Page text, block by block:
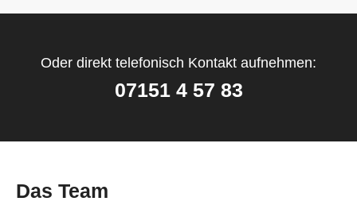
Oder direkt telefonisch Kontakt aufnehmen:
07151 4 57 83
Das Team